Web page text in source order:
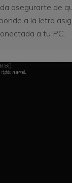
asegurarte de
a la letra
a tu PC.